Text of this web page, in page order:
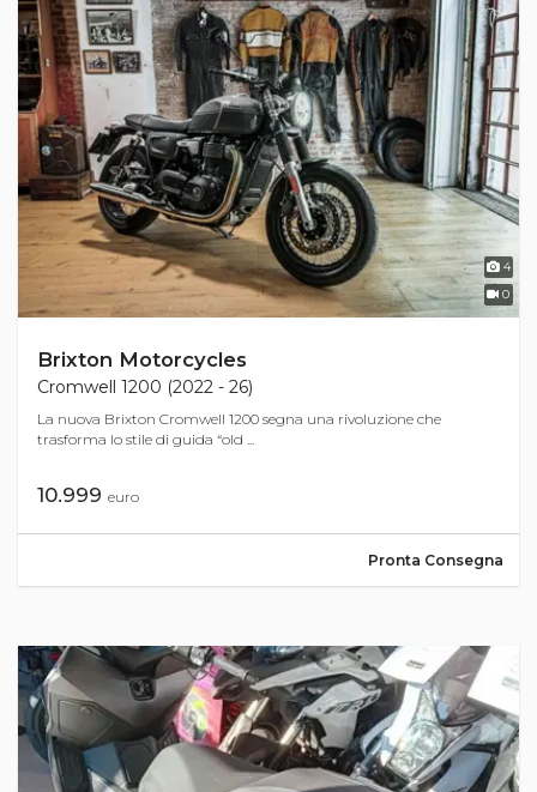
4
0
Brixton Motorcycles
Cromwell 1200 (2022 - 26)
La nuova Brixton Cromwell 1200 segna una rivoluzione che
trasforma lo stile di guida “old ...
10.999 euro
Pronta Consegna